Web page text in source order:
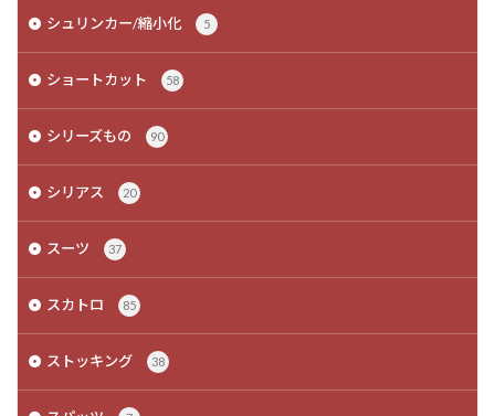
シュリンカー/縮小化 5
ショートカット 58
シリーズもの 90
シリアス 20
スーツ 37
スカトロ 85
ストッキング 38